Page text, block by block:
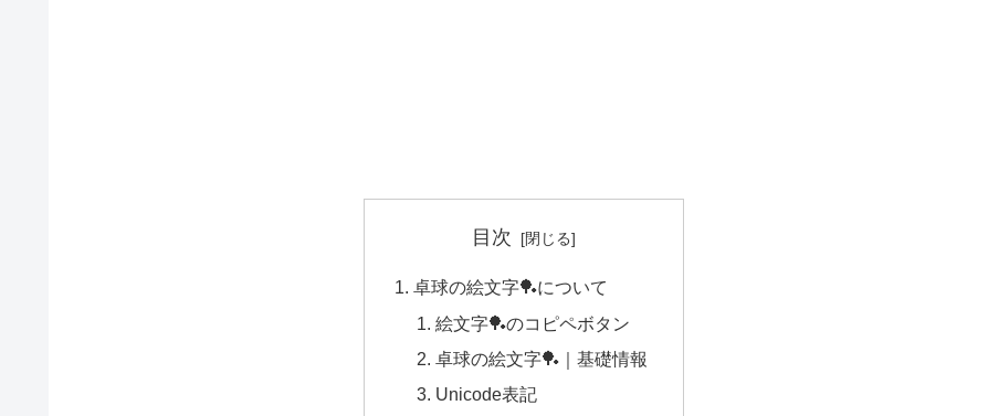
目次
卓球の絵文字🏓について
絵文字🏓のコピペボタン
卓球の絵文字🏓｜基礎情報
Unicode表記